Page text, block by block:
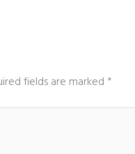
fields are marked *